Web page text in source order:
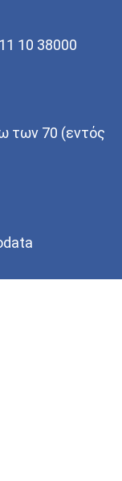
10 38000
των 70 (εντός